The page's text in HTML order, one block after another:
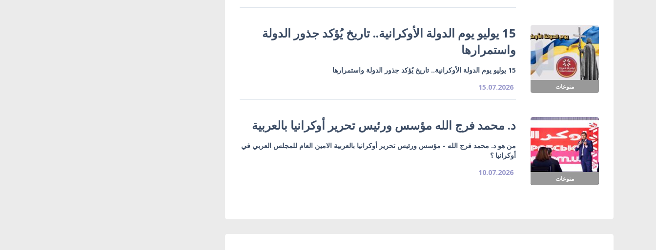
منوعات
15 يوليو يوم الدولة الأوكرانية.. تاريخ يُؤكد جذور الدولة
واستمرارها
15 يوليو يوم الدولة الأوكرانية.. تاريخ يُؤكد جذور الدولة واستمرارها
15.07.2026
منوعات
د. محمد فرج الله مؤسس ورئيس تحرير أوكرانيا بالعربية
من هو د. محمد فرج الله - مؤسس ورئيس تحرير أوكرانيا بالعربية الامين العام للمجلس العربي في
أوكرانيا ؟
10.07.2026